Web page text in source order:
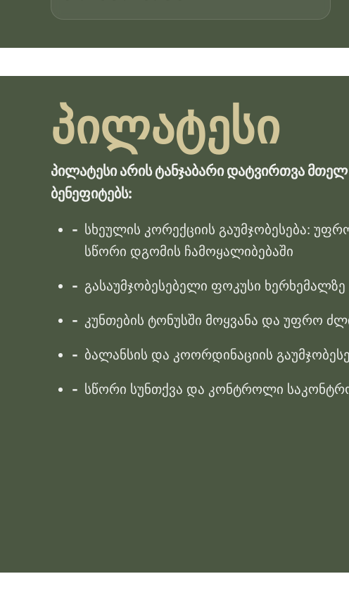
პილატესი
პილატესი არის ტანჯაბარი დატვირთვა
ბენეფიტებს:
სხეულის კორექციის გაუმჯობესება:
სწორი დგომის ჩამოყალიბებაში
გასაუმჯობესებელი ფოკუსი
კუნთების ტონუსში მოყვანა და უფრო
ბალანსის და კოორდინაციის
სწორი სუნთქვა და კონტროლი